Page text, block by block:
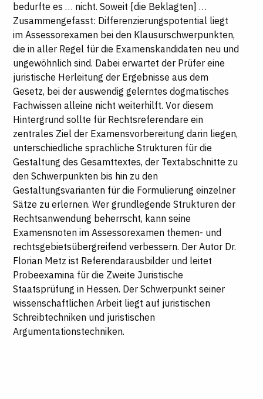
bedurfte es … nicht. Soweit [die Beklagten] …
Zusammengefasst: Differenzierungspotential liegt
im Assessorexamen bei den Klausurschwerpunkten,
die in aller Regel für die Examenskandidaten neu und
ungewöhnlich sind. Dabei erwartet der Prüfer eine
juristische Herleitung der Ergebnisse aus dem
Gesetz, bei der auswendig gelerntes dogmatisches
Fachwissen alleine nicht weiterhilft. Vor diesem
Hintergrund sollte für Rechtsreferendare ein
zentrales Ziel der Examensvorbereitung darin liegen,
unterschiedliche sprachliche Strukturen für die
Gestaltung des Gesamttextes, der Textabschnitte zu
den Schwerpunkten bis hin zu den
Gestaltungsvarianten für die Formulierung einzelner
Sätze zu erlernen. Wer grundlegende Strukturen der
Rechtsanwendung beherrscht, kann seine
Examensnoten im Assessorexamen themen- und
rechtsgebietsübergreifend verbessern. Der Autor Dr.
Florian Metz ist Referendarausbilder und leitet
Probeexamina für die Zweite Juristische
Staatsprüfung in Hessen. Der Schwerpunkt seiner
wissenschaftlichen Arbeit liegt auf juristischen
Schreibtechniken und juristischen
Argumentationstechniken.